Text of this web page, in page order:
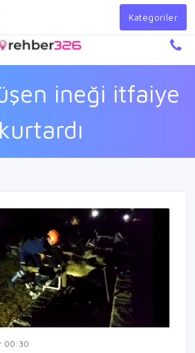
Giriş Yap
ineği itfaiye
kurtardı
Kategoriler
00:30